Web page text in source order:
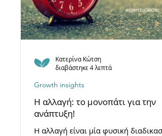
Η αλλαγή: το μονοπάτι για την
ανάπτυξη!
Η αλλαγή είναι μία φυσική
Growth insights
Κατερίνα Κώτση
διαβάστηκε 4 λεπτά